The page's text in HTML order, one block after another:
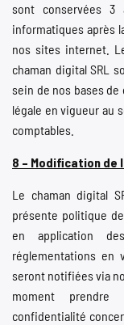
sont conservées
informatiques après
nos sites internet.
chaman digital SRL
sein de nos bases
légale en vigueur au
comptables.
8 – Modification
Le chaman digital
présente politique
en application
réglementations en
seront notifiées via
moment
confidentialité